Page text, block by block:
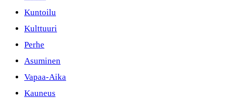
Kuntoilu
Kulttuuri
Perhe
Asuminen
Vapaa-Aika
Kauneus